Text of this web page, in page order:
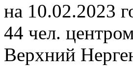
на 10.02.2023
44 чел.
Верхний